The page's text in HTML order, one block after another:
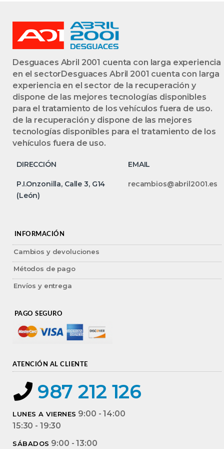
Desguaces Abril 2001 cuenta con larga experiencia
en el sectorDesguaces Abril 2001 cuenta con larga
experiencia en el sector de la recuperación y
dispone de las mejores tecnologías disponibles
para el tratamiento de los vehículos fuera de uso.
de la recuperación y dispone de las mejores
tecnologías disponibles para el tratamiento de los
vehículos fuera de uso.
DIRECCIÓN EMAIL
P.I.Onzonilla, Calle 3, G14
(León)
recambios@abril2001.es
INFORMACIÓN
Cambios y devoluciones
Métodos de pago
Envíos y entrega
PAGO SEGURO
ATENCIÓN AL CLIENTE
987 212 126
LUNES A VIERNES 9:00 - 14:00
15:30 - 19:30
SÁBADOS 9:00 - 13:00